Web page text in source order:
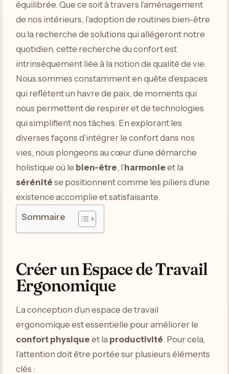
équilibrée. Que ce soit à travers l’aménagement
de nos intérieurs, l’adoption de routines bien-être
ou la recherche de solutions qui allégeront notre
quotidien, cette recherche du confort est
intrinsèquement liée à la notion de qualité de vie.
Nous sommes constamment en quête d’espaces
qui reflètent un havre de paix, de moments qui
nous permettent de respirer et de technologies
qui simplifient nos tâches. En explorant les
diverses façons d’intégrer le confort dans nos
vies, nous plongeons au cœur d’une démarche
holistique où le bien-être, l’harmonie et la
sérénité se positionnent comme les piliers d’une
existence accomplie et satisfaisante.
Sommaire
Créer un Espace de Travail
Ergonomique
La conception d’un espace de travail
ergonomique est essentielle pour améliorer le
confort physique et la productivité. Pour cela,
l’attention doit être portée sur plusieurs éléments
clés :